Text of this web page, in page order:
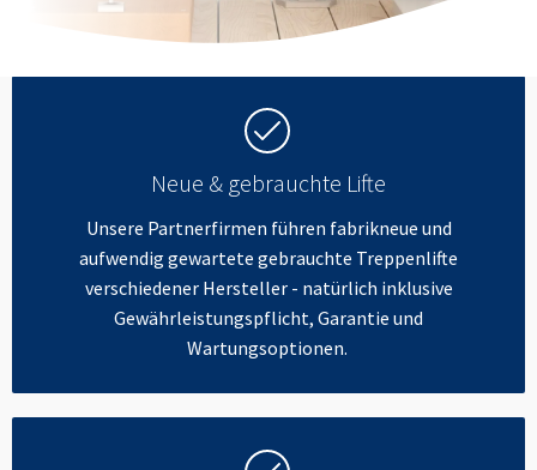
Neue & gebrauchte Lifte
Unsere Partnerfirmen führen fabrikneue und
aufwendig gewartete gebrauchte Treppenlifte
verschiedener Hersteller - natürlich inklusive
Gewährleistungspflicht, Garantie und
Wartungsoptionen.